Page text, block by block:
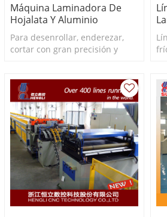
Máquina Laminadora De
Hojalata Y Aluminio
Para desenrollar, enderezar,
cortar con gran precisión y